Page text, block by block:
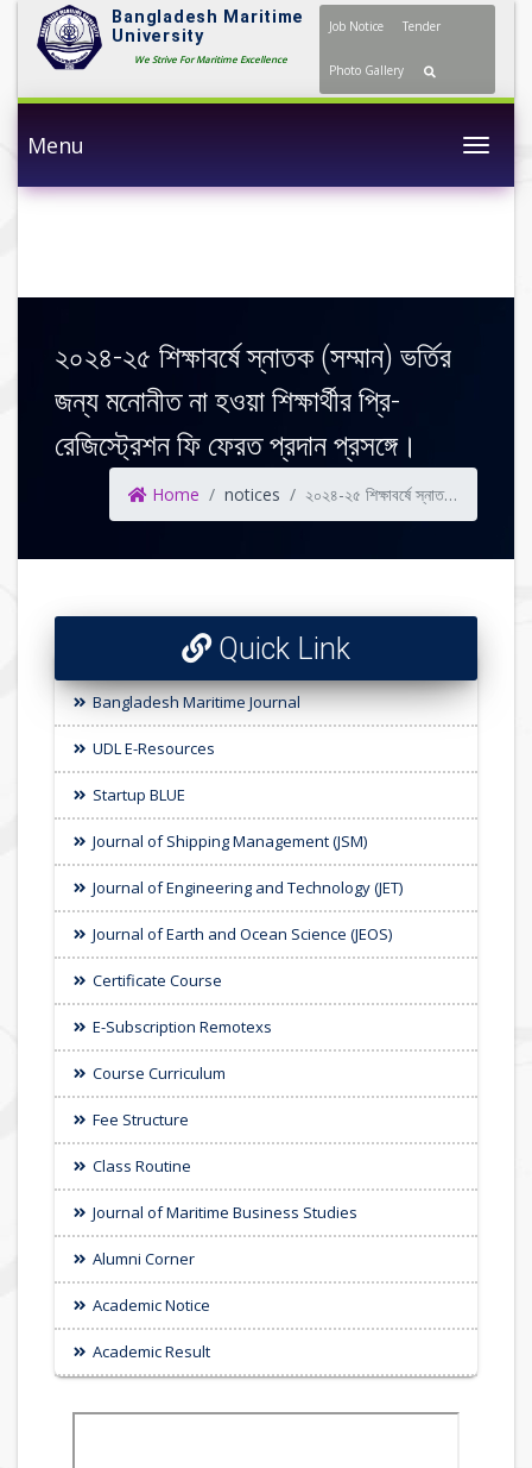
Bangladesh Maritime
University
We Strive For Maritime Excellence
Job Notice Tender
Photo Gallery
Menu
২০২৪-২৫ শিক্ষাবর্ষে স্নাতক (সম্মান) ভর্তির
জন্য মনোনীত না হওয়া শিক্ষার্থীর প্রি-
রেজিস্ট্রেশন ফি ফেরত প্রদান প্রসঙ্গে।
Home notices ২০২৪-২৫ শিক্ষাবর্ষে স্নাতক (সম্মান) ভর্তির জন্য মনোনীত না হওয়া শিক্ষার্থীর প্রি-রেজিস্ট্রেশন ফি ফেরত প্রদান প্রসঙ্গে।
Quick Link
Bangladesh Maritime Journal
UDL E-Resources
Startup BLUE
Journal of Shipping Management (JSM)
Journal of Engineering and Technology (JET)
Journal of Earth and Ocean Science (JEOS)
Certificate Course
E-Subscription Remotexs
Course Curriculum
Fee Structure
Class Routine
Journal of Maritime Business Studies
Alumni Corner
Academic Notice
Academic Result